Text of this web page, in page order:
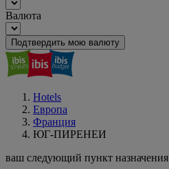
Валюта
Подтвердить мою валюту
Hotels
Европа
Франция
ЮГ-ПИРЕНЕИ
ваш следующий пункт назначения